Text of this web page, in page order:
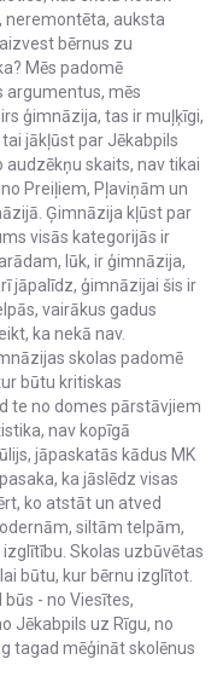
neremontēta, auksta
bērnus zu
Mēs padomē
argumentus, mēs
ģimnāzija, tas ir muļķīgi,
jākļūst par Jēkabpils
skaits, nav tikai
Preiļiem, Pļaviņām un
Ģimnāzija kļūst par
visās kategorijās ir
lūk, ir ģimnāzija,
jāpalīdz, ģimnāzijai šis ir
vairākus gadus
ka nekā nav.
skolas padomē
būtu kritiskas
te no domes pārstāvjiem
nav kopīgā
jāpaskatās kādus MK
ka jāslēdz visas
ko atstāt un atved
siltām telpām,
Skolas uzbūvētas
būtu, kur bērnu izglītot.
būs - no Viesītes,
Jēkabpils uz Rīgu, no
tagad mēģināt skolēnus